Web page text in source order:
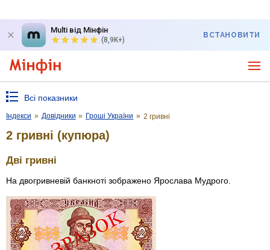
Multi від Мінфін
(8,9K+)
ВСТАНОВИТИ
Всі показники
Індекси » Довідники » Гроші України » 2 гривні
2 гривні (купюра)
Дві гривні
На двогривневій банкноті зображено Ярослава Мудрого.